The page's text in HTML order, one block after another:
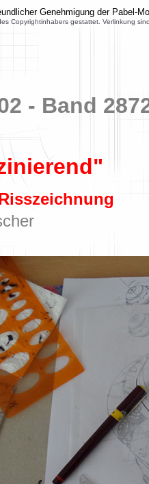
Genehmigung der Pabel-
Copyrightinhabers gestattet. Verlinkung
- Band